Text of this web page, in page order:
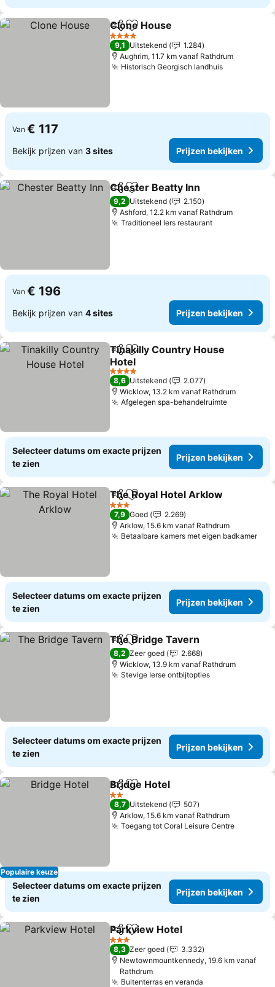
DelenToevoegen aan favorieten
Clone House
4 Sterren
9,1 Uitstekend
1.284
Aughrim, 11.7 km vanaf Rathdrum
Historisch Georgisch landhuisPrijzen
Van € 117
Bekijk prijzen van 3 sites Prijzen bekijken
DelenToevoegen aan favorieten
Chester Beatty Inn
9,2 Uitstekend
2.150
Ashford, 12.2 km vanaf Rathdrum
Traditioneel Iers restaurantPrijzen
Van € 196
Bekijk prijzen van 4 sites Prijzen bekijken
DelenToevoegen aan favorieten
Tinakilly Country House
Hotel
Prijzen bekijken
4 Sterren
8,6 Uitstekend
2.077
Wicklow, 13.2 km vanaf Rathdrum
Afgelegen spa-behandelruimtePrijzen
Selecteer datums om exacte prijzen
te zien
Prijzen bekijken
DelenToevoegen aan favorieten
The Royal Hotel Arklow
3 Sterren
7,9 Goed
2.269
Arklow, 15.6 km vanaf Rathdrum
Betaalbare kamers met eigen badkamer
Selecteer datums om exacte prijzen
te zien
Prijzen bekijken
DelenToevoegen aan favorieten
The Bridge Tavern
8,2 Zeer goed
2.668
Wicklow, 13.9 km vanaf Rathdrum
Stevige Ierse ontbijtoptiesPrijzen
Selecteer datums om exacte prijzen
te zien
Prijzen bekijken
Populaire keuze
DelenToevoegen aan favorieten
Bridge Hotel
2 Sterren
8,7 Uitstekend
507
Arklow, 15.6 km vanaf Rathdrum
Toegang tot Coral Leisure CentrePrijzen
Selecteer datums om exacte prijzen
te zien
Prijzen bekijken
DelenToevoegen aan favorieten
Parkview Hotel
3 Sterren
8,3 Zeer goed
3.332
Newtownmountkennedy, 19.6 km vanaf
Rathdrum
Buitenterras en veranda